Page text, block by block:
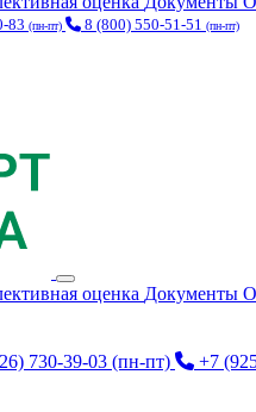
83 (пн-пт) 8 (800) 550-51-51 (пн-пт)
оценка Документы
730-39-03 (пн-пт) +7